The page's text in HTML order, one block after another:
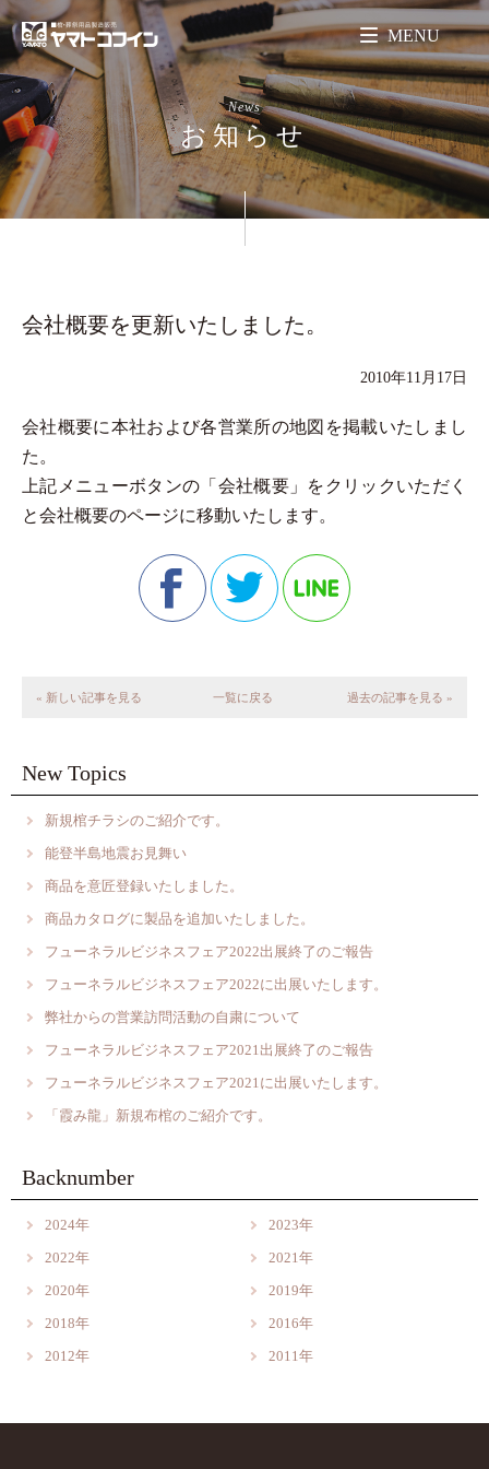
MENU
News
お知らせ
会社概要を更新いたしました。
2010年11月17日
会社概要に本社および各営業所の地図を掲載いたしまし
た。
上記メニューボタンの「会社概要」をクリックいただく
と会社概要のページに移動いたします。
« 新しい記事を見る 一覧に戻る 過去の記事を見る »
New Topics
新規棺チラシのご紹介です。
能登半島地震お見舞い
商品を意匠登録いたしました。
商品カタログに製品を追加いたしました。
フューネラルビジネスフェア2022出展終了のご報告
フューネラルビジネスフェア2022に出展いたします。
弊社からの営業訪問活動の自粛について
フューネラルビジネスフェア2021出展終了のご報告
フューネラルビジネスフェア2021に出展いたします。
「霞み龍」新規布棺のご紹介です。
Backnumber
2024年
2023年
2022年
2021年
2020年
2019年
2018年
2016年
2012年
2011年